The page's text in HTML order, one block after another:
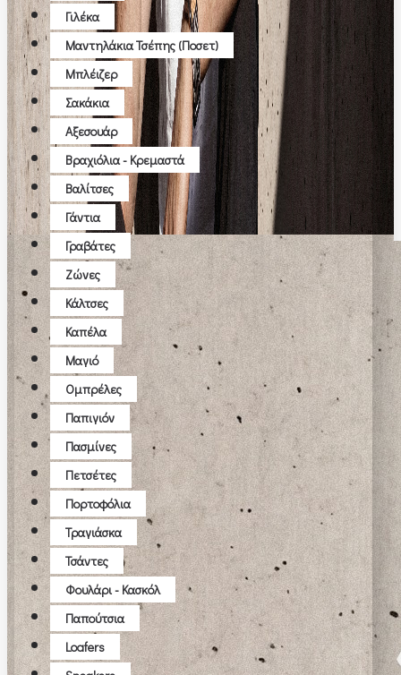
Γιλέκα
Μαντηλάκια Τσέπης (ποσετ)
Μπλέιζερ
Σακάκια
Αξεσουάρ
Βραχιόλια - Κρεμαστά
Βαλίτσες
Γάντια
Γραβάτες
Ζώνες
Κάλτσες
Καπέλα
Μαγιό
Ομπρέλες
Παπιγιόν
Πασμίνες
Πετσέτες
Πορτοφόλια
Τραγιάσκα
Τσάντες
Φουλάρι - Κασκόλ
Παπούτσια
Loafers